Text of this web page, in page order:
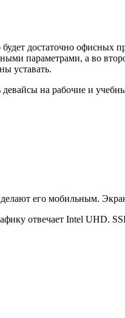
достаточно офисных
параметрами, а во
уставать.
на рабочие и
делают его мобильным.
отвечает Intel